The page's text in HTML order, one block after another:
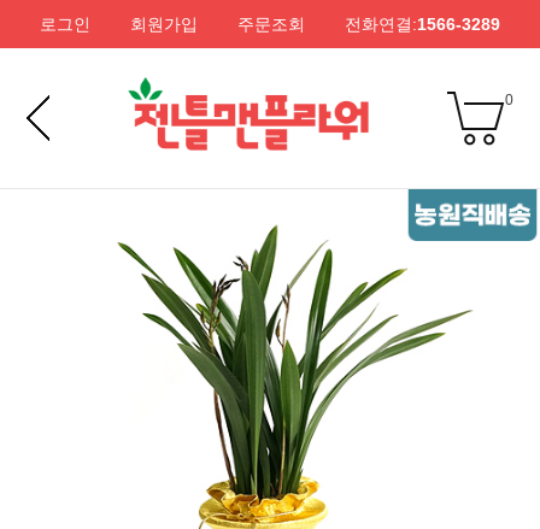
로그인 회원가입 주문조회 전화연결:1566-3289
0